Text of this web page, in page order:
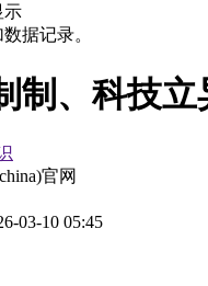
示
据记录。
制、科技
官网
03-10 05:45